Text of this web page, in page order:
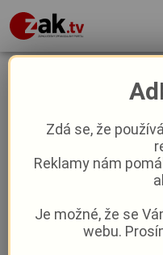
Západočeské
20.
Zdá se, že
Reklamy nám
Je možné, že se
webu.